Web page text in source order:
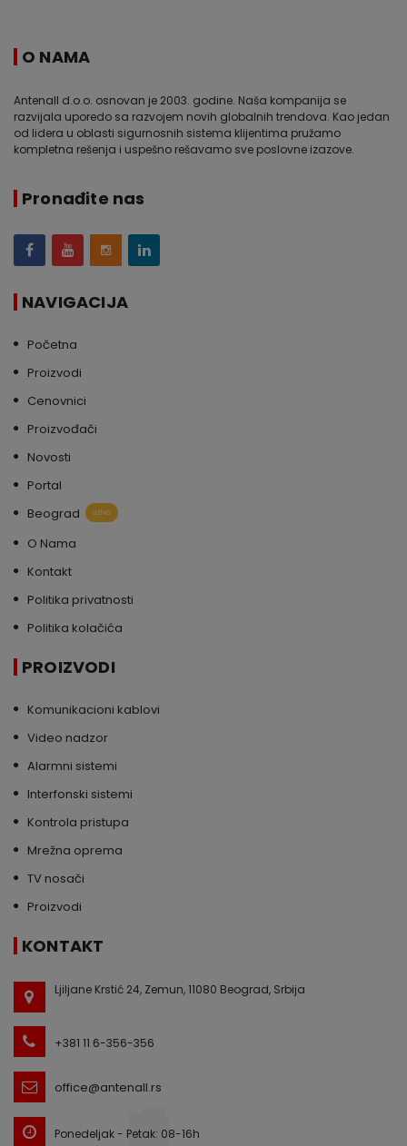
O NAMA
Antenall d.o.o. osnovan je 2003. godine. Naša kompanija se
razvijala uporedo sa razvojem novih globalnih trendova. Kao jedan
od lidera u oblasti sigurnosnih sistema klijentima pružamo
kompletna rešenja i uspešno rešavamo sve poslovne izazove.
Pronađite nas
NAVIGACIJA
Početna
Proizvodi
Cenovnici
Proizvođači
Novosti
Portal
Beograd
uživo
O Nama
Kontakt
Politika privatnosti
Politika kolačića
PROIZVODI
Komunikacioni kablovi
Video nadzor
Alarmni sistemi
Interfonski sistemi
Kontrola pristupa
Mrežna oprema
TV nosači
Proizvodi
KONTAKT
Ljiljane Krstić 24, Zemun, 11080 Beograd, Srbija
+381 11 6-356-356
office@antenall.rs
Ponedeljak - Petak: 08-16h